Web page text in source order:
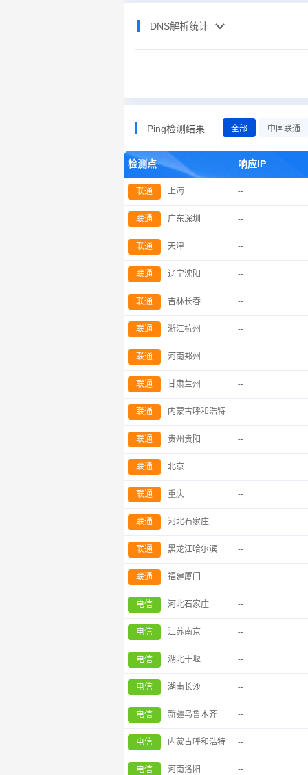
DNS解析统计
Ping检测结果 全部 中国联通
检测点 响应IP
联通 上海 --
联通 广东深圳 --
联通 天津 --
联通 辽宁沈阳 --
联通 吉林长春 --
联通 浙江杭州 --
联通 河南郑州 --
联通 甘肃兰州 --
联通 内蒙古呼和浩特 --
联通 贵州贵阳 --
联通 北京 --
联通 重庆 --
联通 河北石家庄 --
联通 黑龙江哈尔滨 --
联通 福建厦门 --
电信 河北石家庄 --
电信 江苏南京 --
电信 湖北十堰 --
电信 湖南长沙 --
电信 新疆乌鲁木齐 --
电信 内蒙古呼和浩特 --
电信 河南洛阳 --